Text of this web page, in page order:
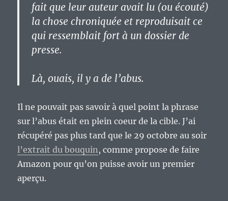
fait que leur auteur avait lu (ou écouté)
la chose chroniquée et reproduisait ce
qui ressemblait fort à un dossier de
presse.
Là, ouais, il y a de l’abus.
Il ne pouvait pas savoir à quel point la phrase
sur l’abus était en plein coeur de la cible. J’ai
récupéré pas plus tard que le 29 octobre au soir
l’extrait du bouquin, comme propose de faire
Amazon pour qu’on puisse avoir un premier
aperçu.